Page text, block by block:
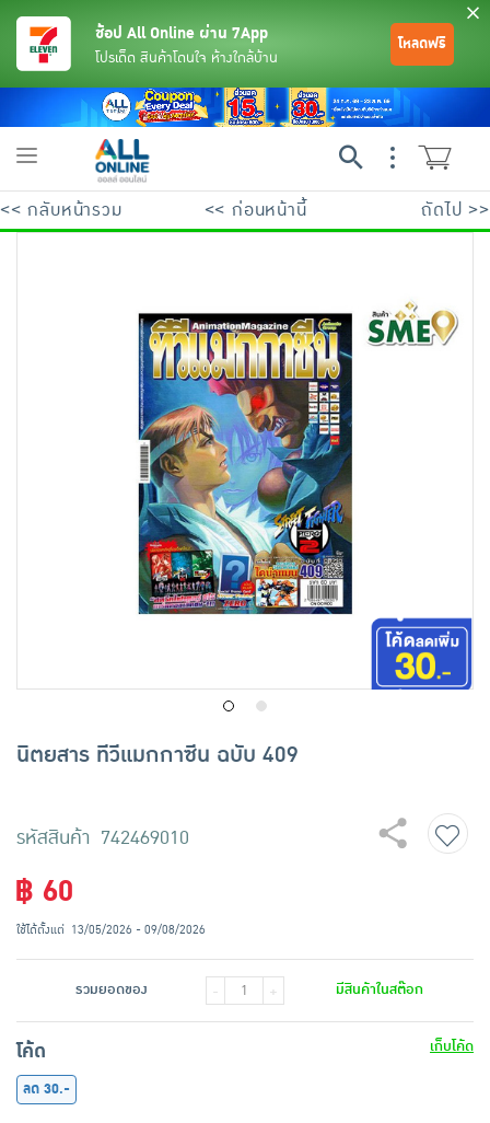
เครื่องปรุงรสและของแห้ง
ขนมขบเคี้ยว และช็อคโกแลต
อาหารสด ผัก ผลไม้และเบเกอรี่
ช้อป All Online ผ่าน 7App
โปรเด็ด สินค้าโดนใจ ห้างใกล้บ้าน
โหลดฟรี
Toggle
<< กลับหน้ารวม << ก่อนหน้านี้ ถัดไป >>
นิตยสาร ทีวีแมกกาซีน ฉบับ 409
รหัสสินค้า 742469010
฿ 60
ใช้ได้ตั้งแต่ 13/05/2026 - 09/08/2026
รวมยอดของ - + มีสินค้าในสต๊อก
โค้ด
เก็บโค้ด
ลด 30.-